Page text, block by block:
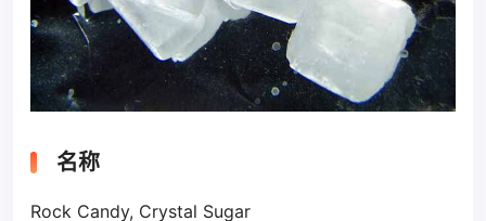
名称
Rock Candy, Crystal Sugar